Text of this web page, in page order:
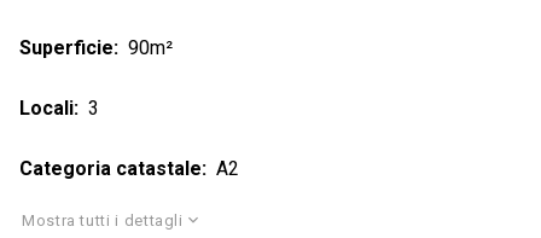
Superficie 90m²
Locali 3
Categoria catastale A2
Mostra tutti i dettagli